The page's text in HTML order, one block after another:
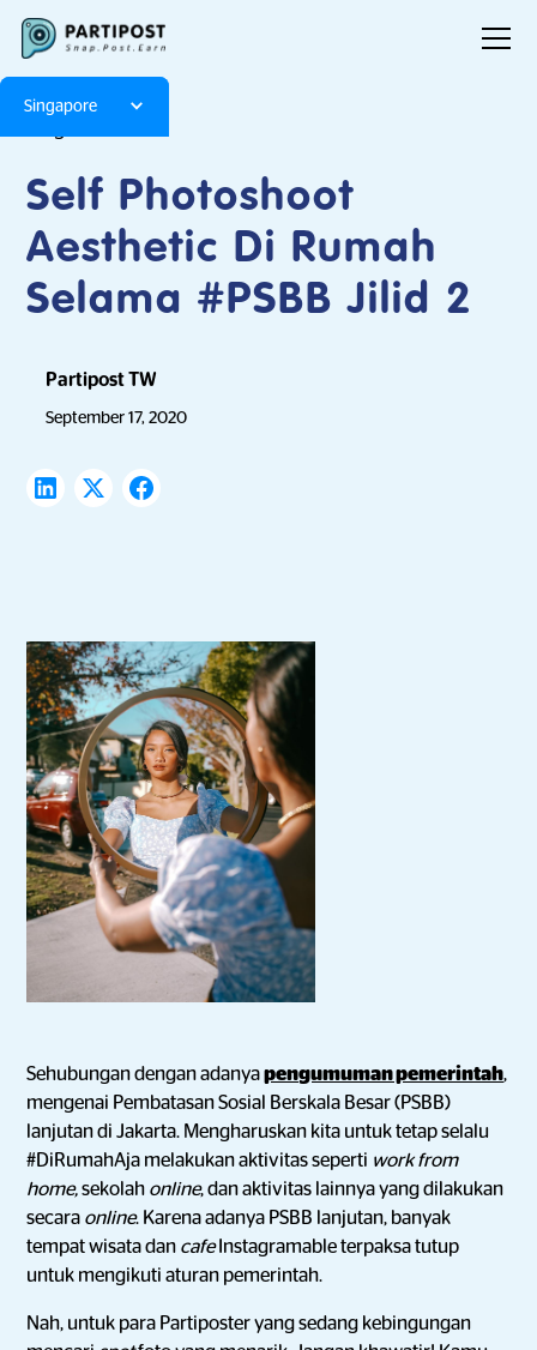
Singapore
Self Photoshoot
Aesthetic Di Rumah
Selama #PSBB Jilid 2
Partipost TW
September 17, 2020
Sehubungan dengan adanyapengumuman pemerintah,
mengenai Pembatasan Sosial Berskala Besar (PSBB)
lanjutan di Jakarta. Mengharuskan kita untuk tetap selalu
#DiRumahAja melakukan aktivitas seperti work from
home,sekolah online, dan aktivitas lainnya yang dilakukan
secara online. Karena adanya PSBB lanjutan, banyak
tempat wisata dan cafeInstagramable terpaksa tutup
untuk mengikuti aturan pemerintah.
Nah, untuk para Partiposter yang sedang kebingungan